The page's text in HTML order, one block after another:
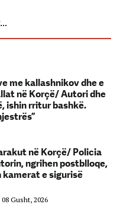
me kallashnikov dhe e
në Korçë/ Autori dhe
ishin rritur bashkë.
në Korçë/ Policia
ngrihen postblloqe,
e sigurisë
08 Gusht, 2026